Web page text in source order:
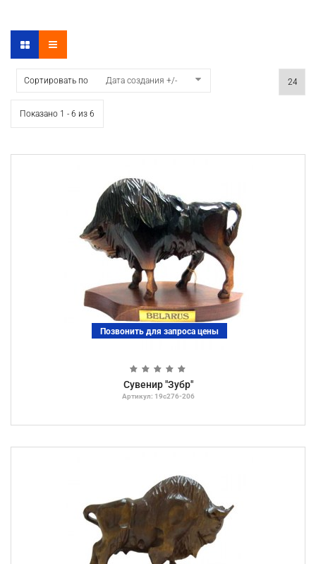
Сортировать по Дата создания +/-
Показано 1 - 6 из 6
Сувенир "Зубр"
Артикул: 19с276-206
Позвонить для запроса цены